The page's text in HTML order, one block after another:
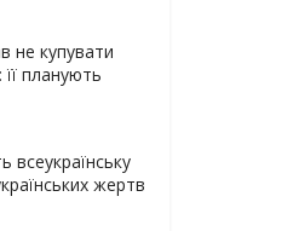
не купувати
її планують
всеукраїнську
жертв